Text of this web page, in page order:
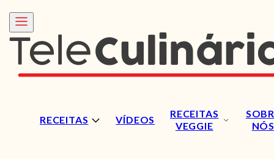
RECEITAS VÍDEOS
RECEITAS
VEGGIE
NÓS